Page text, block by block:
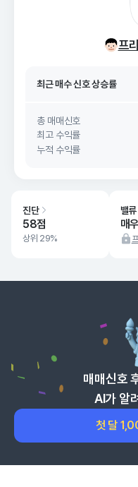
프
26. 08/09
최근 매수 신호 상승률
최근 매수 신호
총 매매신호
최고 수익률
누적 수익률
진단
58점
상위 29%
밸류
매
매매신호
AI가 알
첫 달